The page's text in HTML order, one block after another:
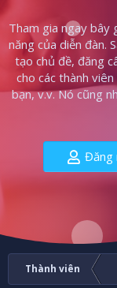
Tham gia ngay bây
năng của diễn đàn.
tạo chủ đề, đăng
cho các thành
bạn, v.v. Nó cũng
Đăng
Thành viên